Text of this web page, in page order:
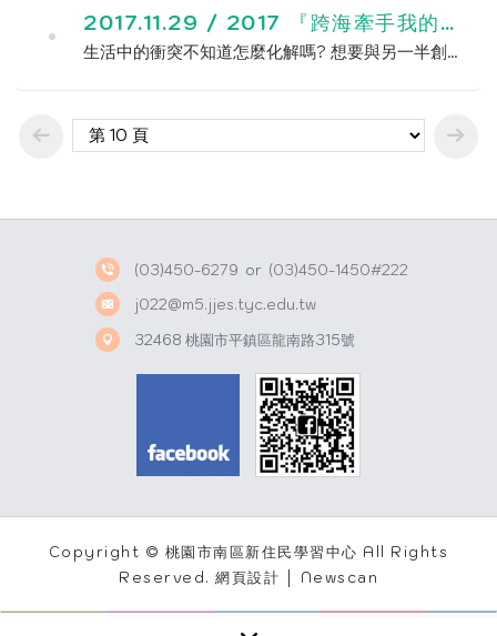
2017.11.29 / 2017 『跨海牽手我的家』新住民家庭經營與成長團體來囉!!
生活中的衝突不知道怎麼化解嗎? 想要與另一半創造更幸福的未來嗎? 歡迎夫妻一起參與，讓家庭可以走向更美好的未來喔!
(03)450-6279 or (03)450-1450#222
j022@m5.jjes.tyc.edu.tw
32468 桃園市平鎮區龍南路315號
Copyright © 桃園市南區新住民學習中心 All Rights
Reserved. 網頁設計 │ Newscan